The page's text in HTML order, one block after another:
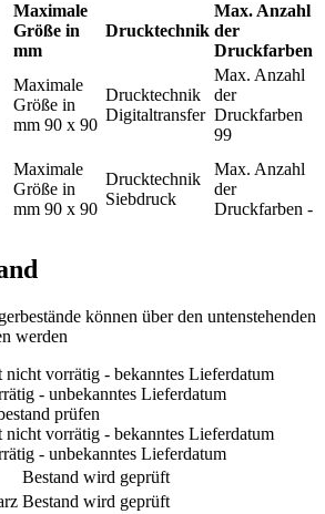
Maximale
Größe in
mm
Drucktechnik
Max. Anzahl
der
Druckfarben
Maximale
Größe in
mm 90 x 90
Drucktechnik
Digitaltransfer
Max. Anzahl
der
Druckfarben
99
Maximale
Größe in
mm 90 x 90
Drucktechnik
Siebdruck
Max. Anzahl
der
Druckfarben -
können über den untenstehenden
werden
nicht vorrätig - bekanntes Lieferdatum
- unbekanntes Lieferdatum
prüfen
nicht vorrätig - bekanntes Lieferdatum
- unbekanntes Lieferdatum
Bestand wird geprüft
Bestand wird geprüft